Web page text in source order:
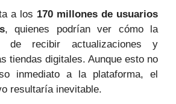
a los 170 millones de usuarios
, quienes podrían ver cómo la
de recibir actualizaciones y
tiendas digitales. Aunque esto no
inmediato a la plataforma, el
resultaría inevitable.